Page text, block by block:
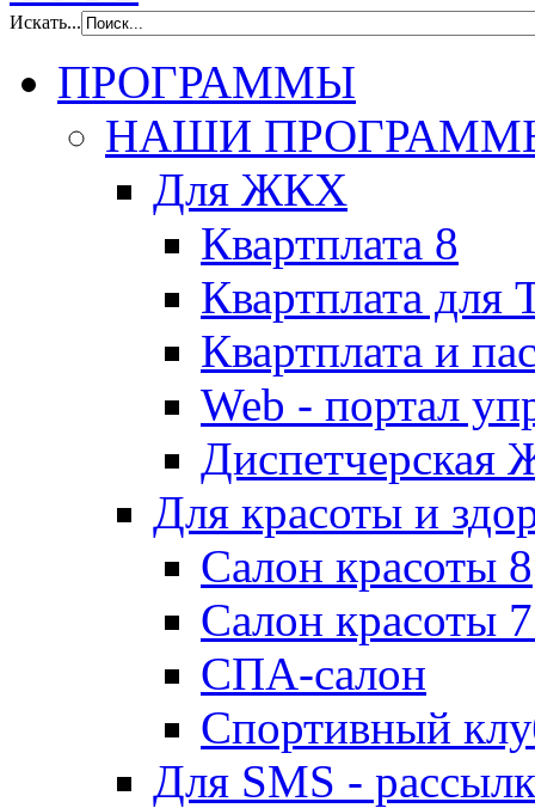
Искать...
ПРОГРАММЫ
НАШИ
Для ЖКХ
Квартплата 8
Квартплата
Квартплата и
Web - портал
Для красоты и
Салон красоты 8
Салон красоты
СПА-салон
Спортивный
Для SMS -